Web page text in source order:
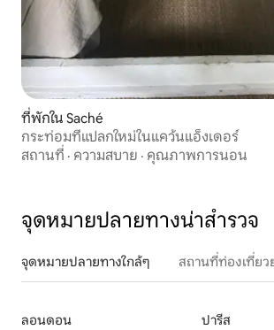
ที่พักใน Saché
กระท่อมที่แปลกใหม่ในแคว้นแอ็งเดอร์
สถานที่ · ความสบาย · คุณภาพการนอน
จุดหมายปลายทางน่าสำรวจ
จุดหมายปลายทางใกล้ๆ สถานที่ท่องเที่ย
ลอนดอน
ปารีส